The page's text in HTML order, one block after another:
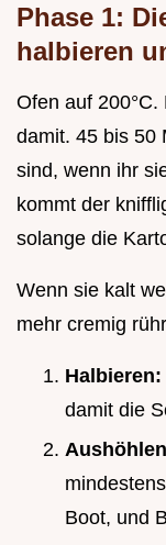
Phase 1:
halbieren
Ofen auf
damit. 45 bis 50
sind, wenn ihr
kommt der
solange die
Wenn sie kalt
mehr cremig
Halbieren:
damit die
Boot, und